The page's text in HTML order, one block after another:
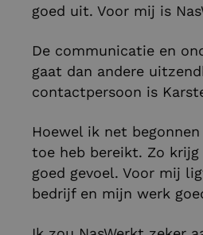
goed uit. Voor mij is
De communicatie en
gaat dan andere
contactpersoon is
Hoewel ik net
toe heb bereikt. Zo
goed gevoel. Voor mij
bedrijf en mijn werk